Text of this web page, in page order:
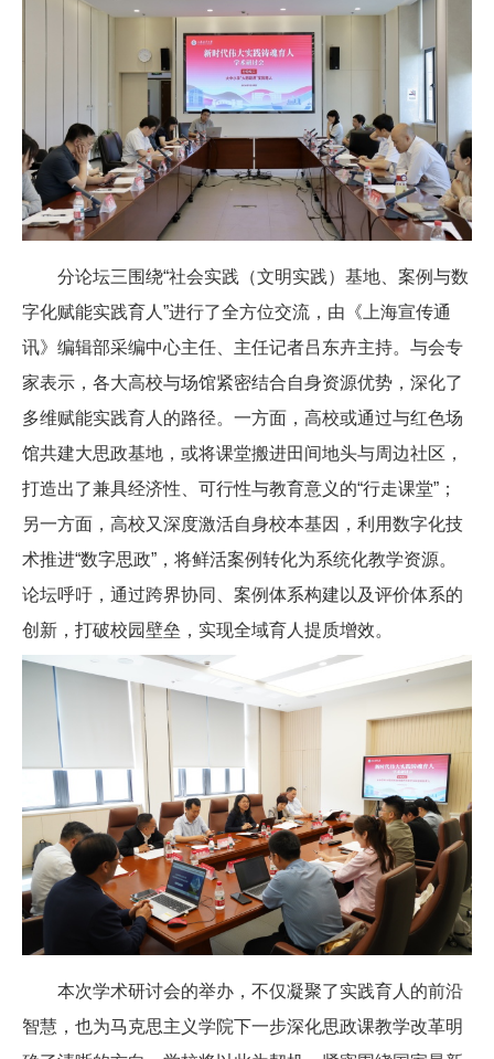
分论坛三围绕“社会实践（文明实践）基地、案例与数
字化赋能实践育人”进行了全方位交流，由《上海宣传通
讯》编辑部采编中心主任、主任记者吕东卉主持。与会专
家表示，各大高校与场馆紧密结合自身资源优势，深化了
多维赋能实践育人的路径。一方面，高校或通过与红色场
馆共建大思政基地，或将课堂搬进田间地头与周边社区，
打造出了兼具经济性、可行性与教育意义的“行走课堂”；
另一方面，高校又深度激活自身校本基因，利用数字化技
术推进“数字思政”，将鲜活案例转化为系统化教学资源。
论坛呼吁，通过跨界协同、案例体系构建以及评价体系的
创新，打破校园壁垒，实现全域育人提质增效。
本次学术研讨会的举办，不仅凝聚了实践育人的前沿
智慧，也为马克思主义学院下一步深化思政课教学改革明